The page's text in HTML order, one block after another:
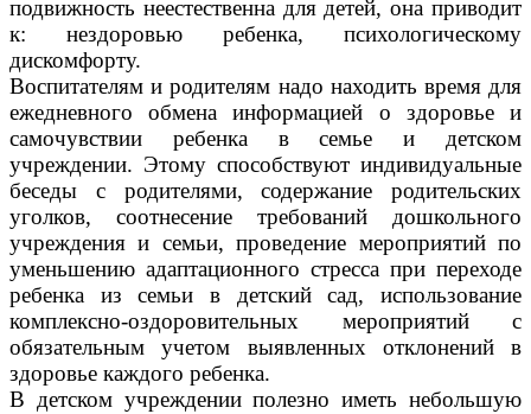
подвижность неестественна для детей, она приводит
к: нездоровью ребенка, психологическому
дискомфорту.
Воспитателям и родителям надо находить время для
ежедневного обмена информацией о здоровье и
самочувствии ребенка в семье и детском
учреждении. Этому способствуют индивидуальные
беседы с родителями, содержание родительских
уголков, соотнесение требований дошкольного
учреждения и семьи, проведение мероприятий по
уменьшению адаптационного стресса при переходе
ребенка из семьи в детский сад, использование
комплексно-оздоровительных мероприятий с
обязательным учетом выявленных отклонений в
здоровье каждого ребенка.
В детском учреждении полезно иметь небольшую